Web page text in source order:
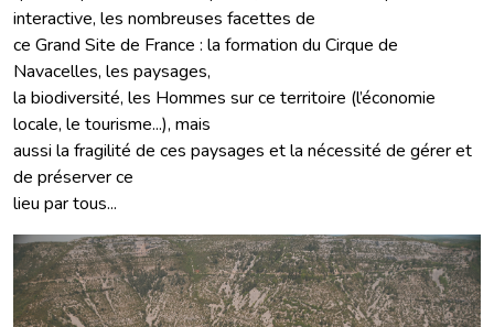
interactive, les nombreuses facettes de
ce Grand Site de France : la formation du Cirque de
Navacelles, les paysages,
la biodiversité, les Hommes sur ce territoire (l’économie
locale, le tourisme...), mais
aussi la fragilité de ces paysages et la nécessité de gérer et
de préserver ce
lieu par tous...